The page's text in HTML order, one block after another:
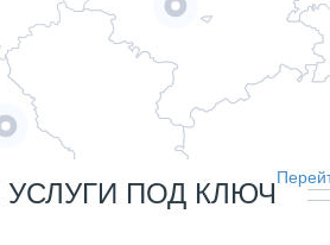
ПОД КЛЮЧ